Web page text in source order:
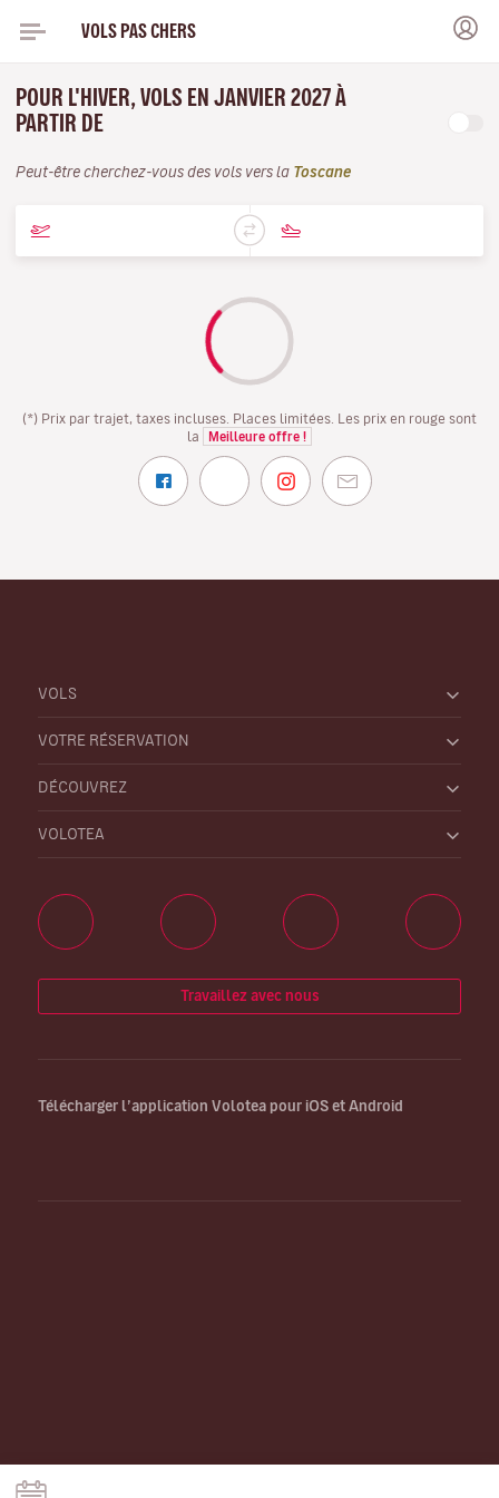
VOLS PAS CHERS
POUR L'HIVER, VOLS EN JANVIER 2027 À
PARTIR DE
Peut-être cherchez-vous des vols vers la Toscane
(*) Prix par trajet, taxes incluses. Places limitées. Les prix en rouge sont
la
Meilleure offre !
VOLS
VOTRE RÉSERVATION
DÉCOUVREZ
VOLOTEA
Travaillez avec nous
Télécharger l’application Volotea pour iOS et Android